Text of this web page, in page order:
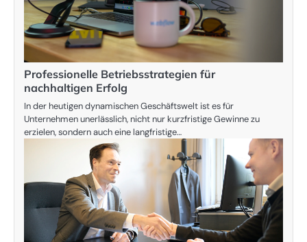
Professionelle Betriebsstrategien für
nachhaltigen Erfolg
In der heutigen dynamischen Geschäftswelt ist es für
Unternehmen unerlässlich, nicht nur kurzfristige Gewinne zu
erzielen, sondern auch eine langfristige…